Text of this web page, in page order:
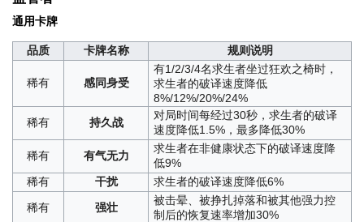
稀有
稀有
自我保护
获得道具卡，站定蓄力2秒后，可获得
10秒的护盾，可抵挡1次伤害
稀有 易位
获得道具卡，使用后可指定一名可自
由行动的队友，双方互换位置。双方
需都在监管者恐惧半径外和非化险为
夷状态下方可使用，互换位置后监管
者可短暂看到双方轮廓。
稀有
自我调节
获得道具卡，使用后立刻消除自身负
面状态
稀有
驰援
获得技能卡，使用后可遥控过山车前
往临近一站，冷却时间80秒
魔术师
律师 稀有 视野共享
律师最近3台未破译的密码机、
逃生门、求生者和监管者的位
置提示
潜力无限
要点记录的效率和属性提升上
限值均提升40%
雷厉风行
身体缩小状态下的移速增加
20%
沉浸幻想
破译进度
飞行家
稀有 稳定飞行
飞行器喷射距离提升40%
“骑士”
稀有 振奋
荣誉共鸣的生效距离提升50%
通用卡牌
品质 卡牌名称 规则说明
稀有 感同身受
有1/2/3/4名求生者坐过狂欢之椅时，
求生者的破译速度降低
8%/12%/20%/24%
稀有
持久战
对局时间每经过30秒，求生者的破译
速度降低1.5%，最多降低30%
稀有
有气无力
求生者在非健康状态下的破译速度降
低9%
稀有
干扰
求生者的破译速度降低6%
稀有
强壮
被击晕、被挣扎掉落和被其他强力控
制后的恢复速率增加30%